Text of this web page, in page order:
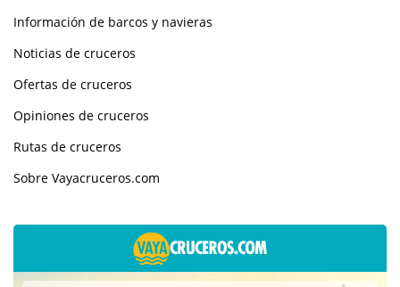
Información de barcos y navieras
Noticias de cruceros
Ofertas de cruceros
Opiniones de cruceros
Rutas de cruceros
Sobre Vayacruceros.com